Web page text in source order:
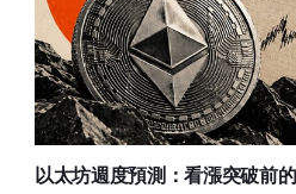
以太坊週度預測：看漲突破前